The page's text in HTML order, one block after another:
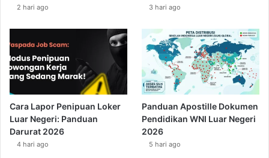
2 hari ago 3 hari ago
Cara Lapor Penipuan Loker
Luar Negeri: Panduan
Darurat 2026
4 hari ago
Panduan Apostille Dokumen
Pendidikan WNI Luar Negeri
2026
5 hari ago